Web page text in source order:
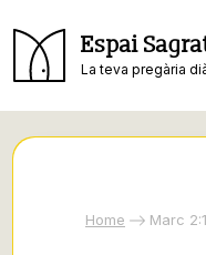
Espai
La teva pregària
Home Marc